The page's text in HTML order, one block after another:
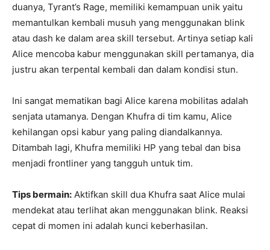
duanya, Tyrant’s Rage, memiliki kemampuan unik yaitu
memantulkan kembali musuh yang menggunakan blink
atau dash ke dalam area skill tersebut. Artinya setiap kali
Alice mencoba kabur menggunakan skill pertamanya, dia
justru akan terpental kembali dan dalam kondisi stun.
Ini sangat mematikan bagi Alice karena mobilitas adalah
senjata utamanya. Dengan Khufra di tim kamu, Alice
kehilangan opsi kabur yang paling diandalkannya.
Ditambah lagi, Khufra memiliki HP yang tebal dan bisa
menjadi frontliner yang tangguh untuk tim.
Tips bermain: Aktifkan skill dua Khufra saat Alice mulai
mendekat atau terlihat akan menggunakan blink. Reaksi
cepat di momen ini adalah kunci keberhasilan.